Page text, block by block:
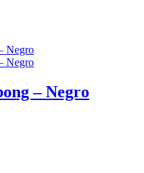
– Negro